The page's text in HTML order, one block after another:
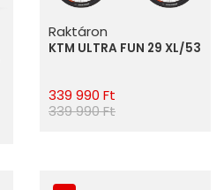
Raktáron
KTM ULTRA FUN 29 XL/53
339 990 Ft
339 990 Ft